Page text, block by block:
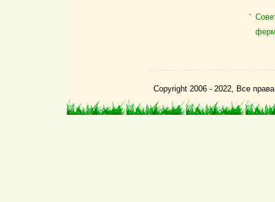
Copyright 2006 - 2022, Все